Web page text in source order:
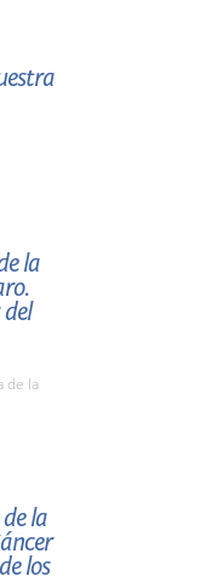
la
de la
la
los